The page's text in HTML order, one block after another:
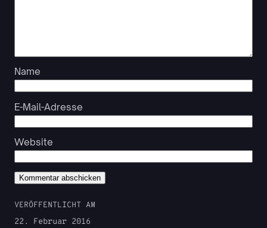
Name
E-Mail-Adresse
Website
VERÖFFENTLICHT AM
22. Februar 2016